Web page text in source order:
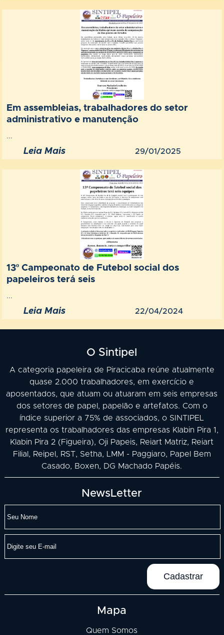
Em assembleias, trabalhadores do setor
administrativo e manutenção
...
Leia Mais 29/01/2025
13º Campeonato de Futebol social dos
papeleiros terá seis
...
Leia Mais 22/04/2024
O Sintipel
A categoria papeleira de Piracicaba reúne atualmente
quase 2.000 trabalhadores, em exercício e
aposentados, que atuam ou atuaram em seis empresas
dos setores de papel, papelão e artefatos. Com o
índice superior a 75% de associados, o SINTIPEL
representa os trabalhadores das empresas Klabin Pira 1,
Klabin Pira 2 (Figueira), Oji Papeis, Reiart Matriz, Reiart
Filial, Reipel, RST, Setha, LMM - Paggiaro, Papel Bem
Casado, Boxen, DG Machado Papéis.
NewsLetter
Mapa
Quem Somos